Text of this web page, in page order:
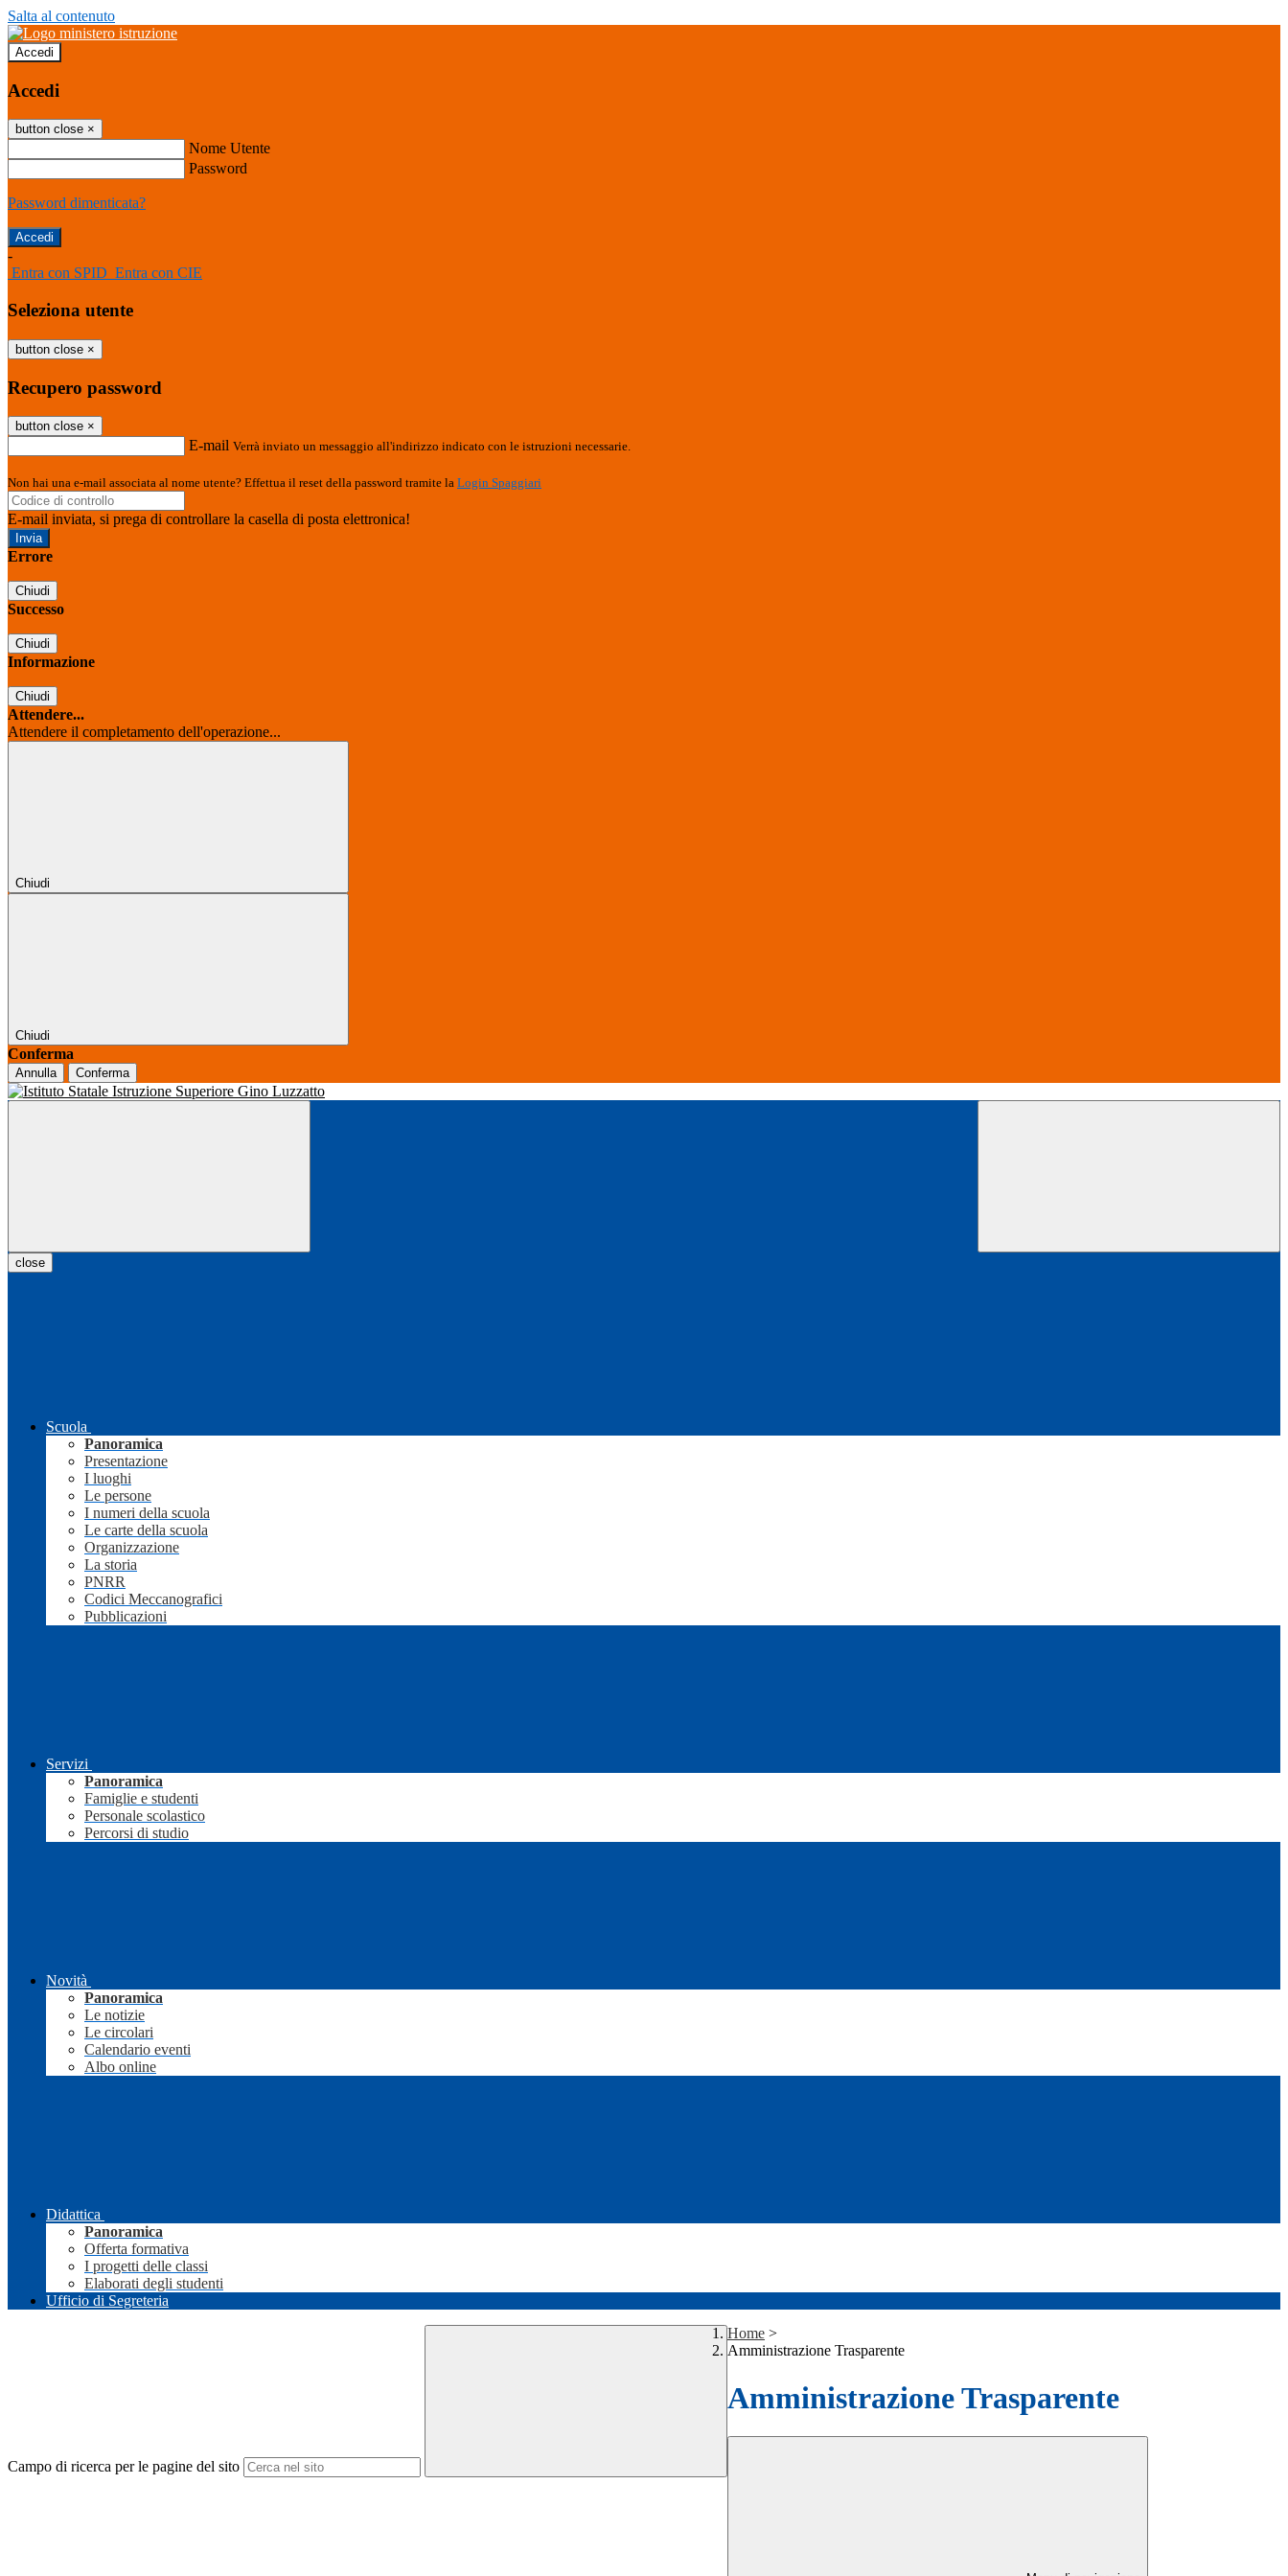
Salta al contenuto
Accedi
Accedi
button close ×
Nome Utente
Password
Password dimenticata?
-
Entra con SPID Entra con CIE
Seleziona utente
button close ×
Recupero password
button close ×
E-mail Verrà inviato un messaggio all'indirizzo indicato con le istruzioni necessarie.
Non hai una e-mail associata al nome utente? Effettua il reset della password tramite la Login Spaggiari
E-mail inviata, si prega di controllare la casella di posta elettronica!
Errore
Chiudi
Successo
Chiudi
Informazione
Chiudi
Attendere...
Attendere il completamento dell'operazione...
Chiudi
Chiudi
Conferma
Annulla Conferma
close
Scuola
Panoramica
Presentazione
I luoghi
Le persone
I numeri della scuola
Le carte della scuola
Organizzazione
La storia
PNRR
Codici Meccanografici
Pubblicazioni
Servizi
Panoramica
Famiglie e studenti
Personale scolastico
Percorsi di studio
Novità
Panoramica
Le notizie
Le circolari
Calendario eventi
Albo online
Didattica
Panoramica
Offerta formativa
I progetti delle classi
Elaborati degli studenti
Ufficio di Segreteria
Campo di ricerca per le pagine del sito
Home >
Amministrazione Trasparente
Amministrazione Trasparente